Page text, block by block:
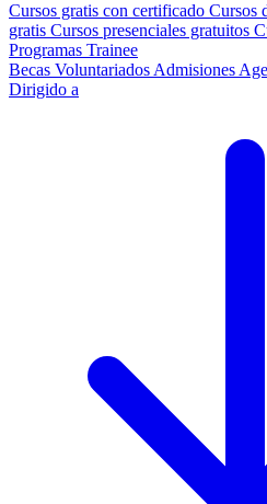
Cursos gratis con certificado Cursos
gratis Cursos presenciales gratuitos
Programas Trainee
Becas Voluntariados Admisiones
Dirigido a